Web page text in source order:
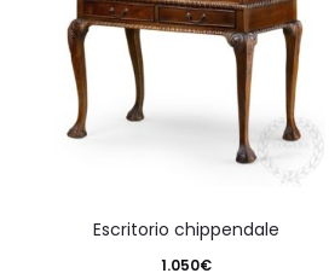
escritorio chippendale
1.050€